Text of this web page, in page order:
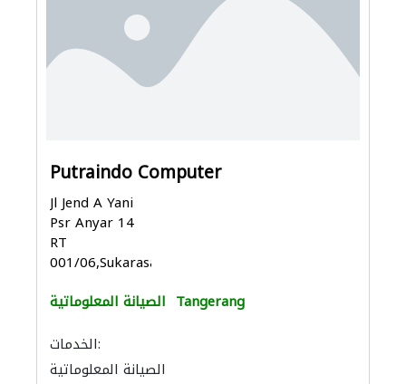
Putraindo Computer
Jl Jend A Yani
Psr Anyar 14
RT
001/06,Sukarasa,Tan...
الصيانة المعلوماتية Tangerang
الخدمات:
الصيانة المعلوماتية